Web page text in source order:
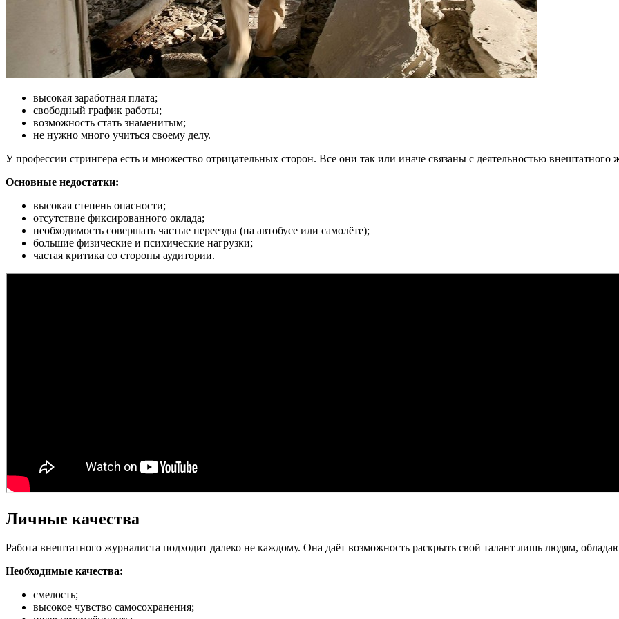
высокая заработная плата;
свободный график работы;
возможность стать знаменитым;
не нужно много учиться своему делу.
У профессии стрингера есть и множество отрицательных сторон. Все они так или иначе связаны с деятельностью внештатного
Основные недостатки:
высокая степень опасности;
отсутствие фиксированного оклада;
необходимость совершать частые переезды (на автобусе или самолёте);
большие физические и психические нагрузки;
частая критика со стороны аудитории.
Личные качества
Работа внештатного журналиста подходит далеко не каждому. Она даёт возможность раскрыть свой талант лишь людям,
Необходимые качества:
смелость;
высокое чувство самосохранения;